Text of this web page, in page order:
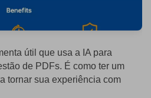
útil que usa a IA para
de PDFs. É como ter um
tornar sua experiência com